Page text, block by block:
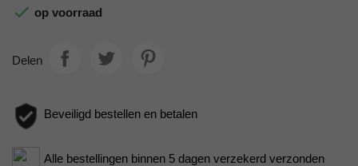
 op voorraad
Delen
Beveiligd bestellen en betalen
Alle bestellingen binnen 5 dagen verzekerd verzonden